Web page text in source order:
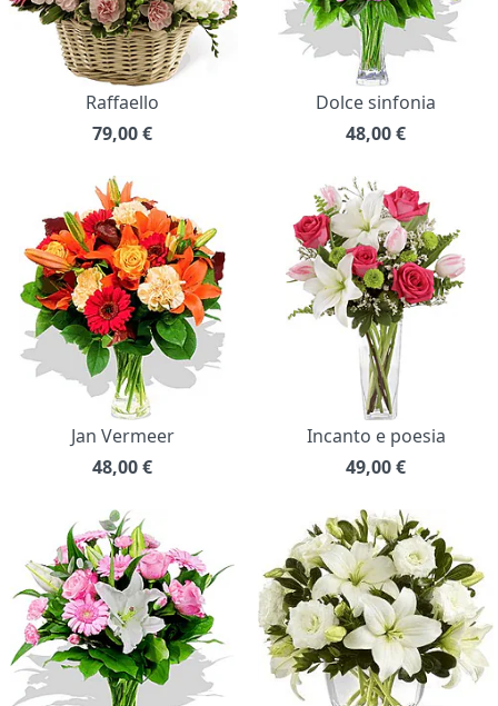
Raffaello
79,00€
Dolce sinfonia
48,00€
Jan Vermeer
48,00€
Incanto e poesia
49,00€